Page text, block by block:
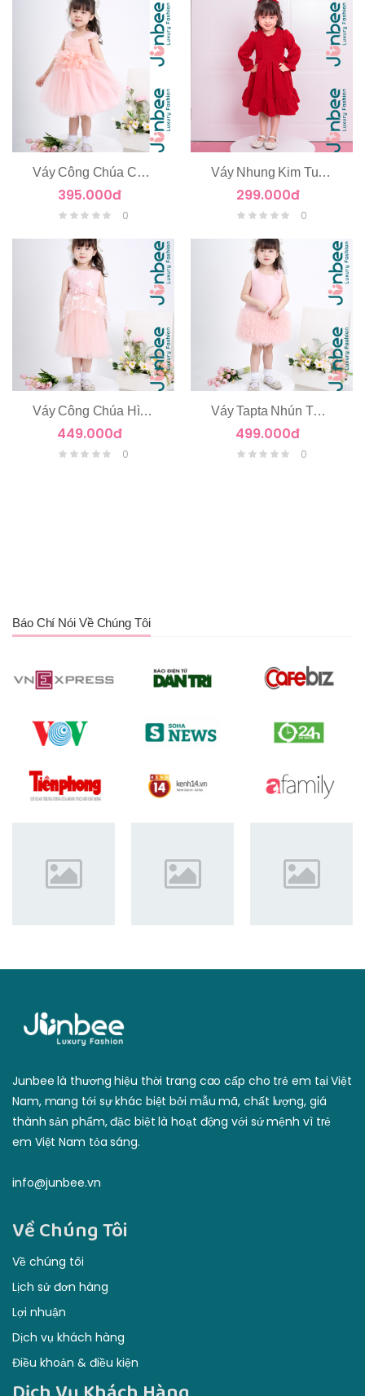
Váy Công Chúa Chùm Hoa Eo
395.000đ
0
Váy Nhung Kim Tuyến Dài Tay
299.000đ
0
Váy Công Chúa Hình Cánh Bướm
449.000đ
0
Váy Tapta Nhún Tùng Tầng Voan
499.000đ
0
Báo Chí Nói Về Chúng Tôi
Junbee là thương hiệu thời trang cao cấp cho trẻ em tại Việt
Nam, mang tới sự khác biệt bởi mẫu mã, chất lượng, giá
em Việt Nam tỏa sáng.
info@junbee.vn
Về chúng tôi
Lịch sử đơn hàng
Dịch vụ khách hàng
Điều khoản & điều kiện
Dịch Vụ Khách Hàng
Phương thức thanh toán